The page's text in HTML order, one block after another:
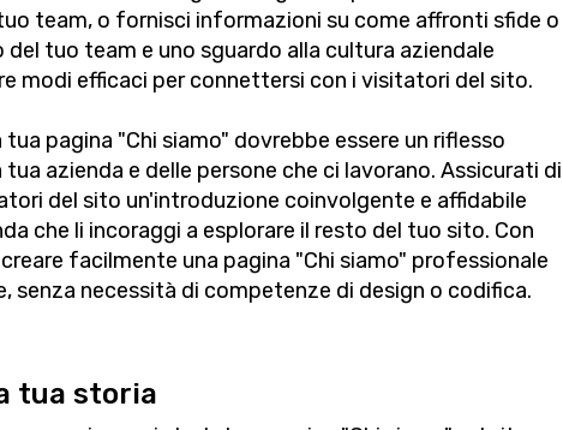
team, o fornisci informazioni su come affronti sfide o
del tuo team e uno sguardo alla cultura aziendale
modi efficaci per connettersi con i visitatori del sito.
tua pagina "Chi siamo" dovrebbe essere un riflesso
azienda e delle persone che ci lavorano. Assicurati di
del sito un'introduzione coinvolgente e affidabile
che li incoraggi a esplorare il resto del tuo sito. Con
facilmente una pagina "Chi siamo" professionale
senza necessità di competenze di design o codifica.
tua storia